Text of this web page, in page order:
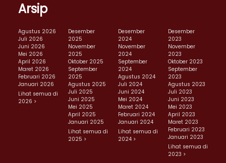
Arsip
Agustus 2026
Juli 2026
Juni 2026
Mei 2026
April 2026
Maret 2026
Februari 2026
Januari 2026
Lihat semua di
2026 >
Desember
2025
November
2025
Oktober 2025
September
2025
Agustus 2025
Juli 2025
Juni 2025
Mei 2025
April 2025
Januari 2025
Lihat semua di
2025 >
Desember
2024
November
2024
September
2024
Agustus 2024
Juli 2024
Juni 2024
Mei 2024
Maret 2024
Februari 2024
Januari 2024
Lihat semua di
2024 >
Desember
2023
November
2023
Oktober 2023
September
2023
Agustus 2023
Juli 2023
Juni 2023
Mei 2023
April 2023
Maret 2023
Februari 2023
Januari 2023
Lihat semua di
2023 >